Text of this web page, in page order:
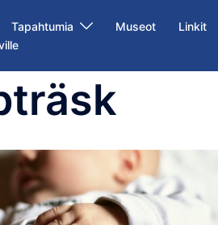
Tapahtumia Museot Linkit